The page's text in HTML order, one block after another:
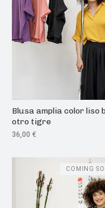
Blusa amplia color liso
otro tigre
36,00 €
COMING